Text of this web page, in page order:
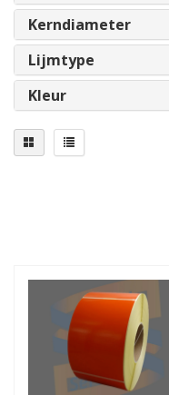
Kerndiameter
Lijmtype
Kleur